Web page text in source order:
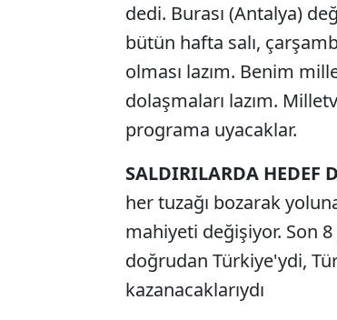
dedi. Burası (Antalya)
bütün hafta salı,
olması lazım. Benim
dolaşmaları lazım.
programa uyacaklar.
SALDIRILARDA HEDEF
her tuzağı bozarak
mahiyeti değişiyor. Son 8
doğrudan Türkiye'ydi,
kazanacaklarıydı